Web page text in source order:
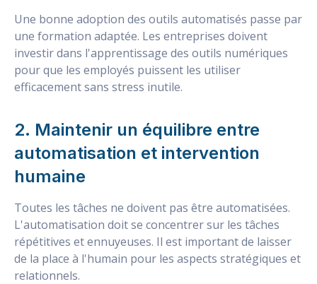
Une bonne adoption des outils automatisés passe par
une formation adaptée. Les entreprises doivent
investir dans l'apprentissage des outils numériques
pour que les employés puissent les utiliser
efficacement sans stress inutile.
2. Maintenir un équilibre entre
automatisation et intervention
humaine
Toutes les tâches ne doivent pas être automatisées.
L'automatisation doit se concentrer sur les tâches
répétitives et ennuyeuses. Il est important de laisser
de la place à l'humain pour les aspects stratégiques et
relationnels.